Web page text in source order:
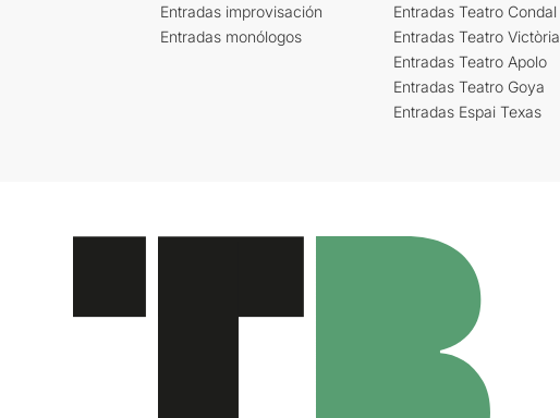
Entradas improvisación
Entradas monólogos
Entradas Teatro Condal
Entradas Teatro Victòria
Entradas Teatro Apolo
Entradas Teatro Goya
Entradas Espai Texas